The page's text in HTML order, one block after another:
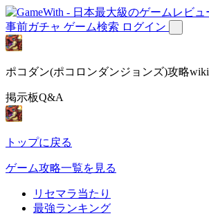
事前ガチャ ゲーム検索 ログイン
ポコダン(ポコロンダンジョンズ)攻略wiki
掲示板Q&A
トップに戻る
ゲーム攻略一覧を見る
リセマラ当たり
最強ランキング